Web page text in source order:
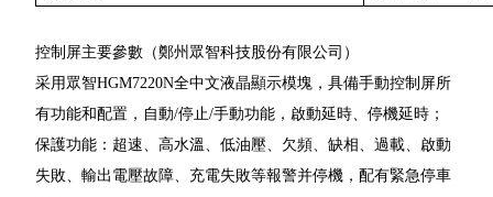
控制屏主要參數（鄭州眾智科技股份有限公司）
采用眾智HGM7220N全中文液晶顯示模塊，具備手動控制屏所
有功能和配置，自動/停止/手動功能，啟動延時、停機延時；
保護功能：超速、高水溫、低油壓、欠頻、缺相、過載、啟動
失敗、輸出電壓故障、充電失敗等報警并停機，配有緊急停車